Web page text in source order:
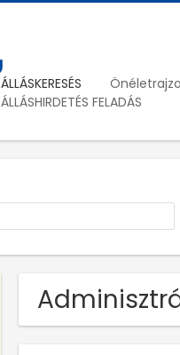
ÁLLÁSKERESÉS
ÁLLÁSHIRDETÉS FELADÁS